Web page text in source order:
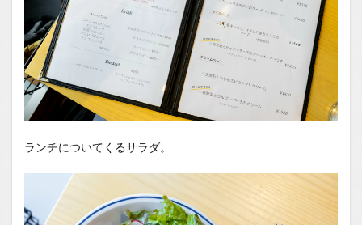
ランチについてくるサラダ。